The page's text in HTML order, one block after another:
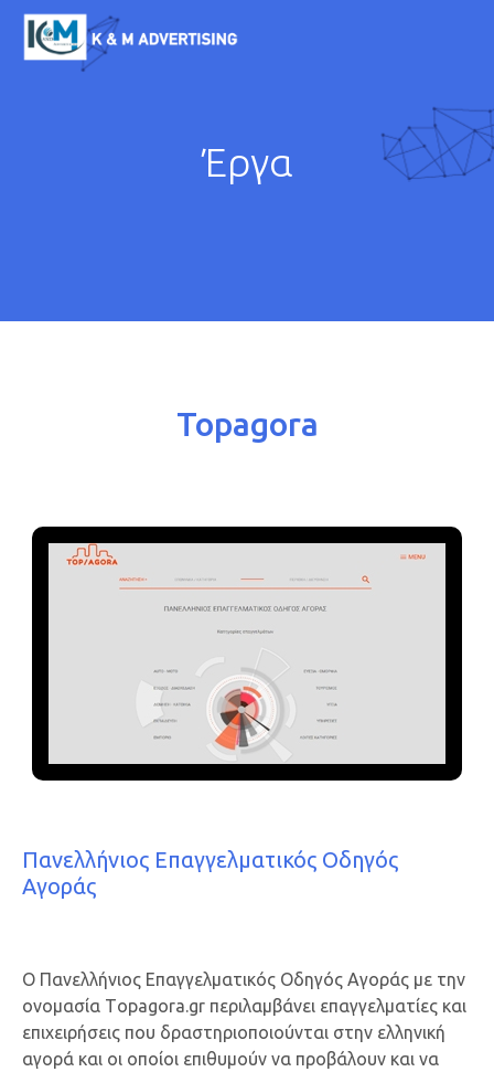
K & M
Έργα
Topagora
Πανελλήνιος Επαγγελματικός Οδηγός
Αγοράς
Ο Πανελλήνιος Επαγγελματικός Οδηγός Αγοράς με την
ονομασία Τopagora.gr περιλαμβάνει επαγγελματίες και
επιχειρήσεις που δραστηριοποιούνται στην ελληνική
αγορά και οι οποίοι επιθυμούν να προβάλουν και να